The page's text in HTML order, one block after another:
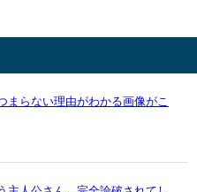
まらない理由がわかる画像がこ